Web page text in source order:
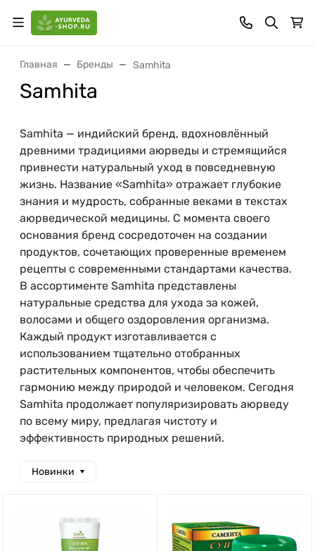
Главная Бренды Samhita
Samhita
Samhita — индийский бренд, вдохновлённый
древними традициями аюрведы и стремящийся
привнести натуральный уход в повседневную
жизнь. Название «Samhita» отражает глубокие
знания и мудрость, собранные веками в текстах
аюрведической медицины. С момента своего
основания бренд сосредоточен на создании
продуктов, сочетающих проверенные временем
рецепты с современными стандартами качества.
В ассортименте Samhita представлены
натуральные средства для ухода за кожей,
волосами и общего оздоровления организма.
Каждый продукт изготавливается с
использованием тщательно отобранных
растительных компонентов, чтобы обеспечить
гармонию между природой и человеком. Сегодня
Samhita продолжает популяризировать аюрведу
по всему миру, предлагая чистоту и
эффективность природных решений.
Новинки